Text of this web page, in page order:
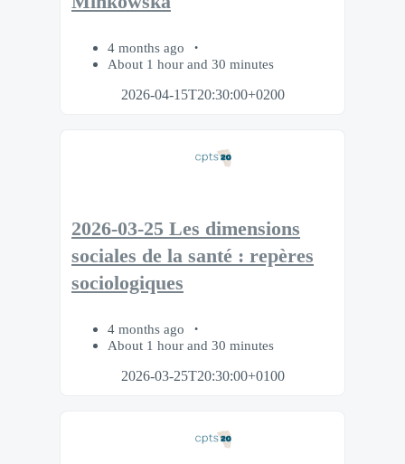
4 months ago
About 1 hour and 30 minutes
2026-04-15T20:30:00+0200
2026-03-25 Les dimensions
sociales de la santé : repères
sociologiques
4 months ago
About 1 hour and 30 minutes
2026-03-25T20:30:00+0100